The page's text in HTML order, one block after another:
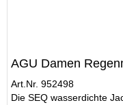
AGU Damen
Art.Nr. 952498
Die SEQ wasserdichte